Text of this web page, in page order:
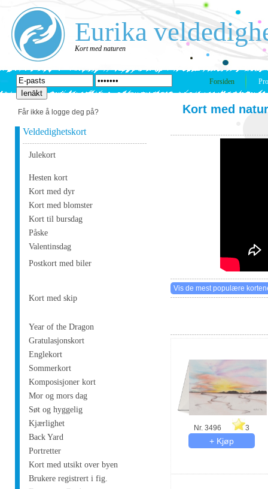
Eurika
Kort med naturen
Forsiden
Får ikke å logge deg på?
Veldedighetskort
Julekort
Hesten kort
Kort med dyr
Kort med blomster
Kort til bursdag
Påske
Valentinsdag
Postkort med biler
Kort med skip
Year of the Dragon
Gratulasjonskort
Englekort
Sommerkort
Komposisjoner kort
Mor og mors dag
Søt og hyggelig
Kjærlighet
Back Yard
Portretter
Kort med utsikt over byen
Brukere registrert i fig.
Kort med
Nr. 3496 3